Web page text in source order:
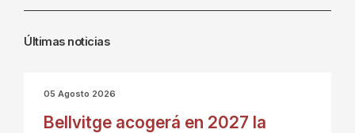
Últimas noticias
05 Agosto 2026
Bellvitge acogerá en 2027 la